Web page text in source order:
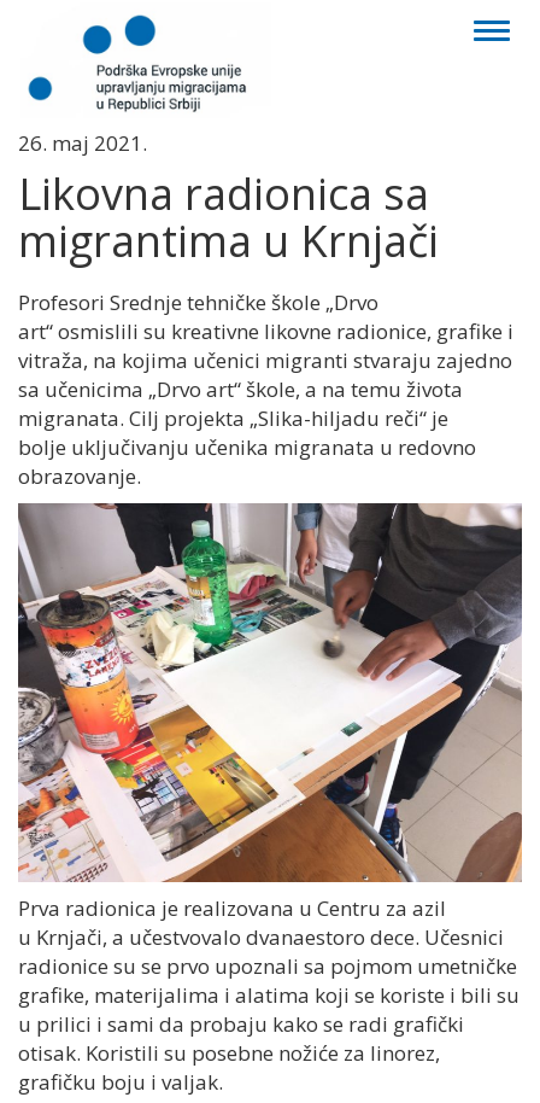
26. maj 2021.
Likovna radionica sa
migrantima u Krnjači
Profesori Srednje tehničke škole „Drvo
art“osmislili su kreativne likovne radionice, grafike i
vitraža, na kojima učenici migranti stvaraju zajedno
sa učenicima „Drvo art“ škole, a na temu života
migranata. Cilj projekta „Slika-hiljadu reči“ je
bolje uključivanju učenika migranata u redovno
obrazovanje.
Prva radionica je realizovana u Centru za azil
u Krnjači, a učestvovalo dvanaestoro dece. Učesnici
radionice su se prvo upoznali sa pojmom umetničke
grafike, materijalima i alatima koji se koriste i bili su
u prilici i sami da probaju kako se radi grafički
otisak. Koristili su posebne nožiće za linorez,
grafičku boju i valjak.